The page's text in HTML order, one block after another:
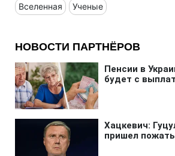
Вселенная Ученые